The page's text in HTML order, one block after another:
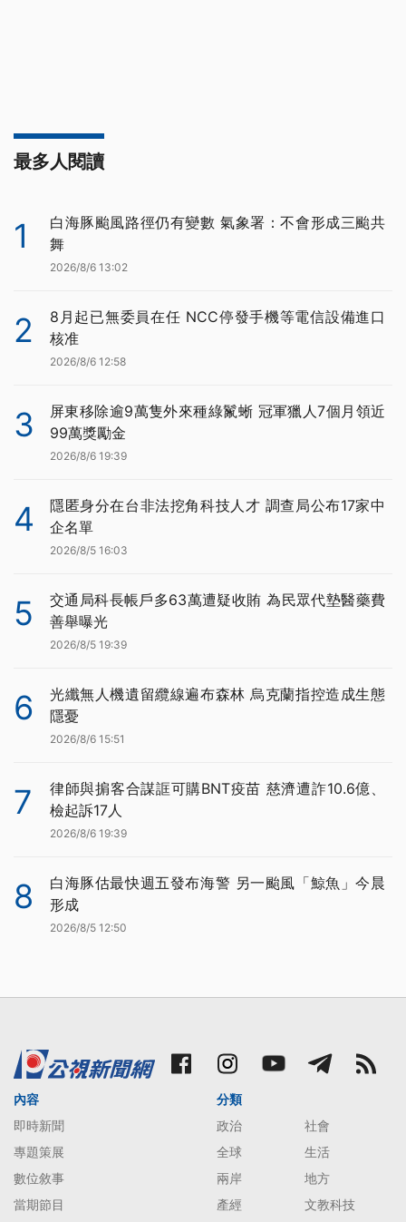
最多人閱讀
1
白海豚颱風路徑仍有變數 氣象署：不會形成三颱共
舞
2026/8/6 13:02
2
8月起已無委員在任 NCC停發手機等電信設備進口
核准
2026/8/6 12:58
3
屏東移除逾9萬隻外來種綠鬣蜥 冠軍獵人7個月領近
99萬獎勵金
2026/8/6 19:39
4
隱匿身分在台非法挖角科技人才 調查局公布17家中
企名單
2026/8/5 16:03
5
交通局科長帳戶多63萬遭疑收賄 為民眾代墊醫藥費
善舉曝光
2026/8/5 19:39
6
光纖無人機遺留纜線遍布森林 烏克蘭指控造成生態
隱憂
2026/8/6 15:51
7
律師與掮客合謀誆可購BNT疫苗 慈濟遭詐10.6億、
檢起訴17人
2026/8/6 19:39
8
白海豚估最快週五發布海警 另一颱風「鯨魚」今晨
形成
2026/8/5 12:50
內容
即時新聞
專題策展
數位敘事
當期節目
分類
政治
社會
全球
生活
兩岸
地方
產經
文教科技